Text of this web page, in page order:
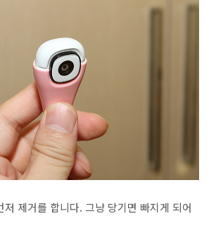
저 제거를 합니다. 그냥 당기면 빠지게 되어